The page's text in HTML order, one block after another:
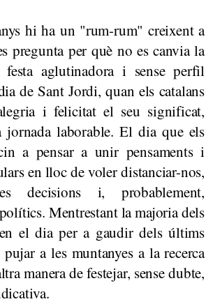
hi ha un "rum-rum" creixent a
pregunta per què no es canvia la
aglutinadora i sense perfil
de Sant Jordi, quan els catalans
i felicitat el seu significat,
jornada laborable. El dia que els
a pensar a unir pensaments i
en lloc de voler distanciar-nos,
decisions i, probablement,
Mentrestant la majoria dels
el dia per a gaudir dels últims
a les muntanyes a la recerca
manera de festejar, sense dubte,